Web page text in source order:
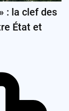
: la clef des
État et